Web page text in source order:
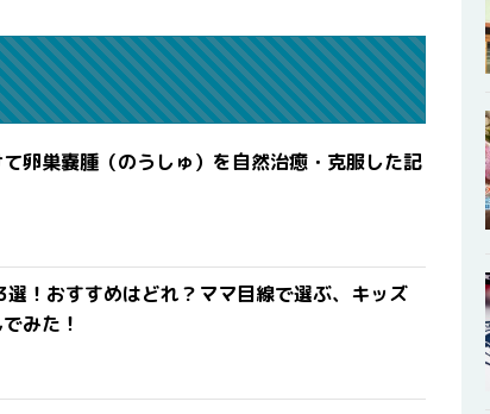
卵巣嚢腫（のうしゅ）を自然治癒・克服した記
！おすすめはどれ？ママ目線で選ぶ、キッズ
みた！